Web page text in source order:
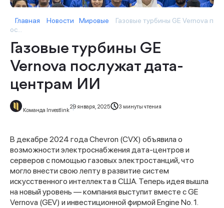
Главная Новости Мировые
Газовые турбины GE Vernova п
ос...
Газовые турбины GE
Vernova послужат дата-
центрам ИИ
Команда Investlink
29 января, 2025 3 минуты чтения
В декабре 2024 года Chevron (CVX) объявила о
возможности электроснабжения дата-центров и
серверов с помощью газовых электростанций, что
могло внести свою лепту в развитие систем
искусственного интеллекта в США. Теперь идея вышла
на новый уровень — компания выступит вместе с GE
Vernova (GEV) и инвестиционной фирмой Engine No. 1.